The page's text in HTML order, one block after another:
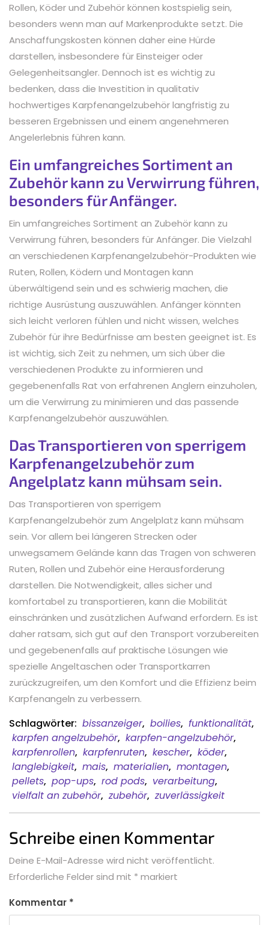
Rollen, Köder und Zubehör können kostspielig sein,
besonders wenn man auf Markenprodukte setzt. Die
Anschaffungskosten können daher eine Hürde
darstellen, insbesondere für Einsteiger oder
Gelegenheitsangler. Dennoch ist es wichtig zu
bedenken, dass die Investition in qualitativ
hochwertiges Karpfenangelzubehör langfristig zu
besseren Ergebnissen und einem angenehmeren
Angelerlebnis führen kann.
Ein umfangreiches Sortiment an
Zubehör kann zu Verwirrung führen,
besonders für Anfänger.
Ein umfangreiches Sortiment an Zubehör kann zu
Verwirrung führen, besonders für Anfänger. Die Vielzahl
an verschiedenen Karpfenangelzubehör-Produkten wie
Ruten, Rollen, Ködern und Montagen kann
überwältigend sein und es schwierig machen, die
richtige Ausrüstung auszuwählen. Anfänger könnten
sich leicht verloren fühlen und nicht wissen, welches
Zubehör für ihre Bedürfnisse am besten geeignet ist. Es
ist wichtig, sich Zeit zu nehmen, um sich über die
verschiedenen Produkte zu informieren und
gegebenenfalls Rat von erfahrenen Anglern einzuholen,
um die Verwirrung zu minimieren und das passende
Karpfenangelzubehör auszuwählen.
Das Transportieren von sperrigem
Karpfenangelzubehör zum
Angelplatz kann mühsam sein.
Das Transportieren von sperrigem
Karpfenangelzubehör zum Angelplatz kann mühsam
sein. Vor allem bei längeren Strecken oder
unwegsamem Gelände kann das Tragen von schweren
Ruten, Rollen und Zubehör eine Herausforderung
darstellen. Die Notwendigkeit, alles sicher und
komfortabel zu transportieren, kann die Mobilität
einschränken und zusätzlichen Aufwand erfordern. Es ist
daher ratsam, sich gut auf den Transport vorzubereiten
und gegebenenfalls auf praktische Lösungen wie
spezielle Angeltaschen oder Transportkarren
zurückzugreifen, um den Komfort und die Effizienz beim
Karpfenangeln zu verbessern.
Schlagwörter: bissanzeiger, boilies, funktionalität,
karpfen angelzubehör, karpfen-angelzubehör,
karpfenrollen, karpfenruten, kescher, köder,
langlebigkeit, mais, materialien, montagen,
pellets, pop-ups, rod pods, verarbeitung,
vielfalt an zubehör, zubehör, zuverlässigkeit
Schreibe einen Kommentar
Deine E-Mail-Adresse wird nicht veröffentlicht.
Erforderliche Felder sind mit * markiert
Kommentar *